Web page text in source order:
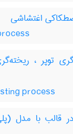
اغتشاشی
توپر ،
process
قالب با مدل